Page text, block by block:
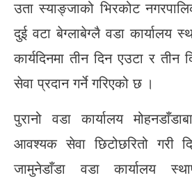
उता स्याङ्जाको भिरकोट
दुई वटा बेग्लाबेग्लै वडा कार्यालय
कार्यदिनमा तीन दिन एउटा र तीन
सेवा प्रदान गर्ने गरिएको छ ।
पुरानो वडा कार्यालय
आवश्यक सेवा छिटोछरितो गरी
जामुनेडाँडा वडा कार्यालय